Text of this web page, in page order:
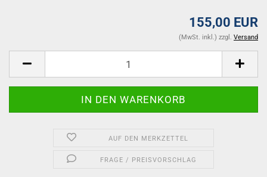
155,00 EUR
(MwSt. inkl.) zzgl. Versand
AUF DEN MERKZETTEL
FRAGE / PREISVORSCHLAG